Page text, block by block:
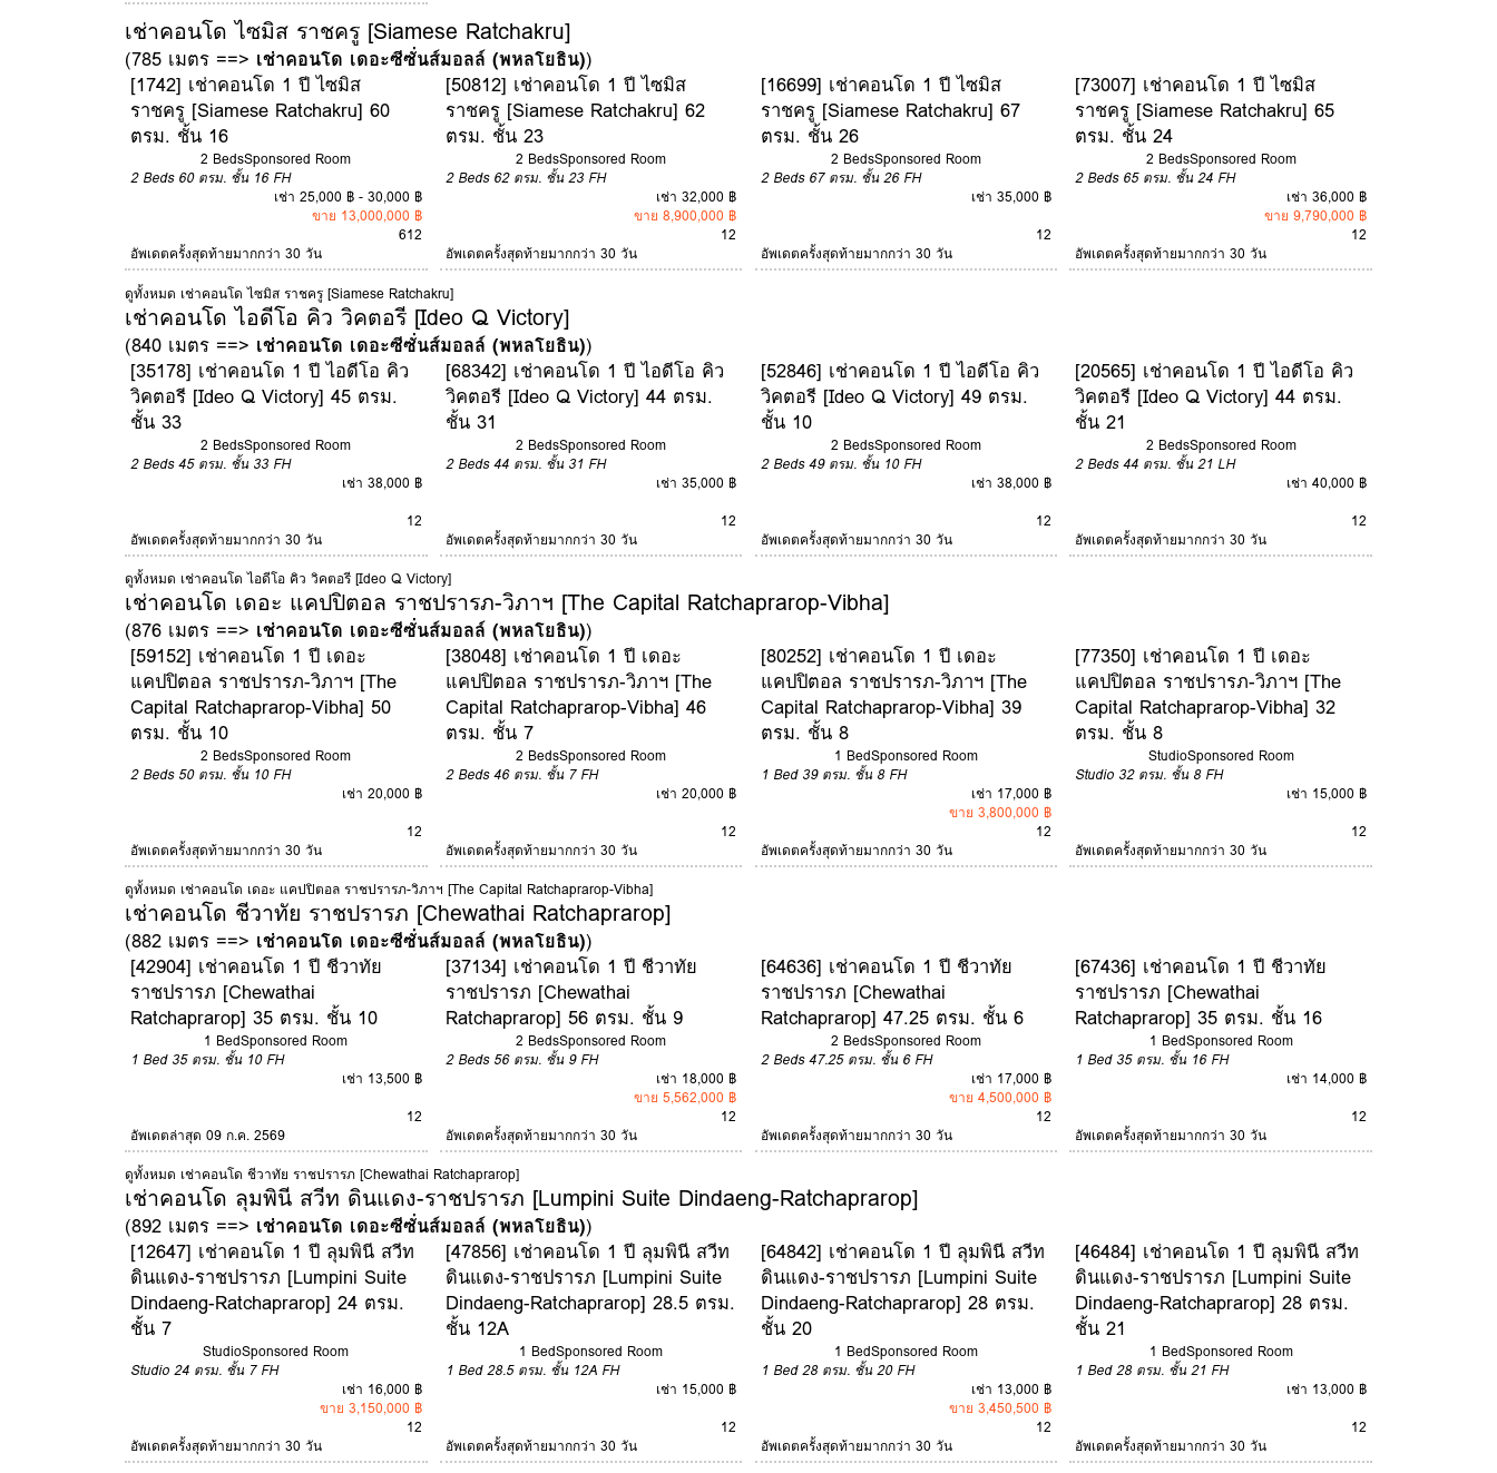
เช่าคอนโด ไซมิส ราชครู [Siamese Ratchakru]
(785 เมตร ==> เช่าคอนโด เดอะซีซั่นส์มอลล์ (พหลโยธิน))
[1742] เช่าคอนโด 1 ปี ไซมิส
ราชครู [Siamese Ratchakru] 60
ตรม. ชั้น 16
2 BedsSponsored Room
2 Beds 60 ตรม. ชั้น 16 FH
เช่า 25,000 ฿ - 30,000 ฿
ขาย 13,000,000 ฿
612
อัพเดตครั้งสุดท้ายมากกว่า 30 วัน
[50812] เช่าคอนโด 1 ปี ไซมิส
ราชครู [Siamese Ratchakru] 62
ตรม. ชั้น 23
2 BedsSponsored Room
2 Beds 62 ตรม. ชั้น 23 FH
เช่า 32,000 ฿
ขาย 8,900,000 ฿
12
อัพเดตครั้งสุดท้ายมากกว่า 30 วัน
[16699] เช่าคอนโด 1 ปี ไซมิส
ราชครู [Siamese Ratchakru] 67
ตรม. ชั้น 26
2 BedsSponsored Room
2 Beds 67 ตรม. ชั้น 26 FH
เช่า 35,000 ฿
12
อัพเดตครั้งสุดท้ายมากกว่า 30 วัน
[73007] เช่าคอนโด 1 ปี ไซมิส
ราชครู [Siamese Ratchakru] 65
ตรม. ชั้น 24
2 BedsSponsored Room
2 Beds 65 ตรม. ชั้น 24 FH
เช่า 36,000 ฿
ขาย 9,790,000 ฿
12
อัพเดตครั้งสุดท้ายมากกว่า 30 วัน
ดูทั้งหมด เช่าคอนโด ไซมิส ราชครู [Siamese Ratchakru]
เช่าคอนโด ไอดีโอ คิว วิคตอรี [Ideo Q Victory]
(840 เมตร ==> เช่าคอนโด เดอะซีซั่นส์มอลล์ (พหลโยธิน))
[35178] เช่าคอนโด 1 ปี ไอดีโอ คิว
วิคตอรี [Ideo Q Victory] 45 ตรม.
ชั้น 33
2 BedsSponsored Room
2 Beds 45 ตรม. ชั้น 33 FH
เช่า 38,000 ฿
12
อัพเดตครั้งสุดท้ายมากกว่า 30 วัน
[68342] เช่าคอนโด 1 ปี ไอดีโอ คิว
วิคตอรี [Ideo Q Victory] 44 ตรม.
ชั้น 31
2 BedsSponsored Room
2 Beds 44 ตรม. ชั้น 31 FH
เช่า 35,000 ฿
12
อัพเดตครั้งสุดท้ายมากกว่า 30 วัน
[52846] เช่าคอนโด 1 ปี ไอดีโอ คิว
วิคตอรี [Ideo Q Victory] 49 ตรม.
ชั้น 10
2 BedsSponsored Room
2 Beds 49 ตรม. ชั้น 10 FH
เช่า 38,000 ฿
12
อัพเดตครั้งสุดท้ายมากกว่า 30 วัน
[20565] เช่าคอนโด 1 ปี ไอดีโอ คิว
วิคตอรี [Ideo Q Victory] 44 ตรม.
ชั้น 21
2 BedsSponsored Room
2 Beds 44 ตรม. ชั้น 21 LH
เช่า 40,000 ฿
12
อัพเดตครั้งสุดท้ายมากกว่า 30 วัน
ดูทั้งหมด เช่าคอนโด ไอดีโอ คิว วิคตอรี [Ideo Q Victory]
เช่าคอนโด เดอะ แคปปิตอล ราชปรารภ-วิภาฯ [The Capital Ratchaprarop-Vibha]
(876 เมตร ==> เช่าคอนโด เดอะซีซั่นส์มอลล์ (พหลโยธิน))
[59152] เช่าคอนโด 1 ปี เดอะ
แคปปิตอล ราชปรารภ-วิภาฯ [The
Capital Ratchaprarop-Vibha] 50
ตรม. ชั้น 10
2 BedsSponsored Room
2 Beds 50 ตรม. ชั้น 10 FH
เช่า 20,000 ฿
12
อัพเดตครั้งสุดท้ายมากกว่า 30 วัน
[38048] เช่าคอนโด 1 ปี เดอะ
แคปปิตอล ราชปรารภ-วิภาฯ [The
Capital Ratchaprarop-Vibha] 46
ตรม. ชั้น 7
2 BedsSponsored Room
2 Beds 46 ตรม. ชั้น 7 FH
เช่า 20,000 ฿
12
อัพเดตครั้งสุดท้ายมากกว่า 30 วัน
[80252] เช่าคอนโด 1 ปี เดอะ
แคปปิตอล ราชปรารภ-วิภาฯ [The
Capital Ratchaprarop-Vibha] 39
ตรม. ชั้น 8
1 BedSponsored Room
1 Bed 39 ตรม. ชั้น 8 FH
เช่า 17,000 ฿
ขาย 3,800,000 ฿
12
อัพเดตครั้งสุดท้ายมากกว่า 30 วัน
[77350] เช่าคอนโด 1 ปี เดอะ
แคปปิตอล ราชปรารภ-วิภาฯ [The
Capital Ratchaprarop-Vibha] 32
ตรม. ชั้น 8
StudioSponsored Room
Studio 32 ตรม. ชั้น 8 FH
เช่า 15,000 ฿
12
อัพเดตครั้งสุดท้ายมากกว่า 30 วัน
ดูทั้งหมด เช่าคอนโด เดอะ แคปปิตอล ราชปรารภ-วิภาฯ [The Capital Ratchaprarop-Vibha]
เช่าคอนโด ชีวาทัย ราชปรารภ [Chewathai Ratchaprarop]
(882 เมตร ==> เช่าคอนโด เดอะซีซั่นส์มอลล์ (พหลโยธิน))
[42904] เช่าคอนโด 1 ปี ชีวาทัย
ราชปรารภ [Chewathai
Ratchaprarop] 35 ตรม. ชั้น 10
1 BedSponsored Room
1 Bed 35 ตรม. ชั้น 10 FH
เช่า 13,500 ฿
12
อัพเดตล่าสุด 09 ก.ค. 2569
[37134] เช่าคอนโด 1 ปี ชีวาทัย
ราชปรารภ [Chewathai
Ratchaprarop] 56 ตรม. ชั้น 9
2 BedsSponsored Room
2 Beds 56 ตรม. ชั้น 9 FH
เช่า 18,000 ฿
ขาย 5,562,000 ฿
12
อัพเดตครั้งสุดท้ายมากกว่า 30 วัน
[64636] เช่าคอนโด 1 ปี ชีวาทัย
ราชปรารภ [Chewathai
Ratchaprarop] 47.25 ตรม. ชั้น 6
2 BedsSponsored Room
2 Beds 47.25 ตรม. ชั้น 6 FH
เช่า 17,000 ฿
ขาย 4,500,000 ฿
12
อัพเดตครั้งสุดท้ายมากกว่า 30 วัน
[67436] เช่าคอนโด 1 ปี ชีวาทัย
ราชปรารภ [Chewathai
Ratchaprarop] 35 ตรม. ชั้น 16
1 BedSponsored Room
1 Bed 35 ตรม. ชั้น 16 FH
เช่า 14,000 ฿
12
อัพเดตครั้งสุดท้ายมากกว่า 30 วัน
ดูทั้งหมด เช่าคอนโด ชีวาทัย ราชปรารภ [Chewathai Ratchaprarop]
เช่าคอนโด ลุมพินี สวีท ดินแดง-ราชปรารภ [Lumpini Suite Dindaeng-Ratchaprarop]
(892 เมตร ==> เช่าคอนโด เดอะซีซั่นส์มอลล์ (พหลโยธิน))
[12647] เช่าคอนโด 1 ปี ลุมพินี สวีท
ดินแดง-ราชปรารภ [Lumpini Suite
Dindaeng-Ratchaprarop] 24 ตรม.
ชั้น 7
StudioSponsored Room
Studio 24 ตรม. ชั้น 7 FH
เช่า 16,000 ฿
ขาย 3,150,000 ฿
12
อัพเดตครั้งสุดท้ายมากกว่า 30 วัน
[47856] เช่าคอนโด 1 ปี ลุมพินี สวีท
ดินแดง-ราชปรารภ [Lumpini Suite
Dindaeng-Ratchaprarop] 28.5 ตรม.
ชั้น 12A
1 BedSponsored Room
1 Bed 28.5 ตรม. ชั้น 12A FH
เช่า 15,000 ฿
12
อัพเดตครั้งสุดท้ายมากกว่า 30 วัน
[64842] เช่าคอนโด 1 ปี ลุมพินี สวีท
ดินแดง-ราชปรารภ [Lumpini Suite
Dindaeng-Ratchaprarop] 28 ตรม.
ชั้น 20
1 BedSponsored Room
1 Bed 28 ตรม. ชั้น 20 FH
เช่า 13,000 ฿
ขาย 3,450,500 ฿
12
อัพเดตครั้งสุดท้ายมากกว่า 30 วัน
[46484] เช่าคอนโด 1 ปี ลุมพินี สวีท
ดินแดง-ราชปรารภ [Lumpini Suite
Dindaeng-Ratchaprarop] 28 ตรม.
ชั้น 21
1 BedSponsored Room
1 Bed 28 ตรม. ชั้น 21 FH
เช่า 13,000 ฿
12
อัพเดตครั้งสุดท้ายมากกว่า 30 วัน